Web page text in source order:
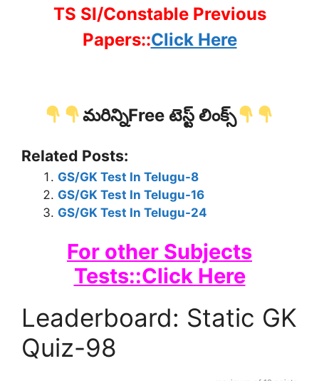
TS SI/Constable Previous
Papers::Click Here
మరిన్నిFree టెస్ట్ లింక్స్
Related Posts:
GS/GK Test In Telugu-8
GS/GK Test In Telugu-16
GS/GK Test In Telugu-24
For other Subjects
Tests::Click Here
Leaderboard: Static GK
Quiz-98